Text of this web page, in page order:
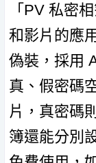
「PV 私密
和影片的應
偽裝，採用
真、假密碼
片，真密碼
簿還能分別